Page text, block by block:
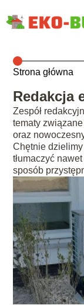
Strona główna
Redakcja
Zespół
tematy
oraz
Chętnie
tłumaczyć
sposób